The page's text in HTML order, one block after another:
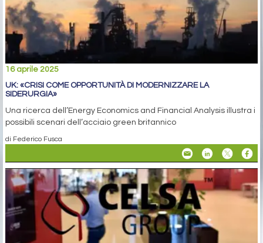
16 aprile 2025
UK: «CRISI COME OPPORTUNITÀ DI MODERNIZZARE LA
SIDERURGIA»
Una ricerca dell’Energy Economics and Financial Analysis illustra i
possibili scenari dell’acciaio green britannico
di Federico Fusca